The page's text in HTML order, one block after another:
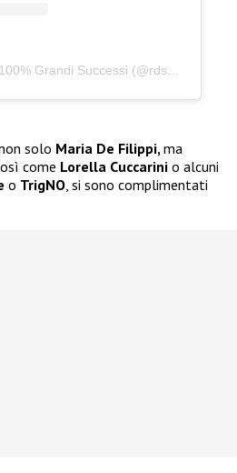
Un post condiviso da RDS 100% Grandi Successi (@rds_official)
solo Maria De Filippi,ma
come Lorella Cuccarini o alcuni
o TrigNO, si sono complimentati